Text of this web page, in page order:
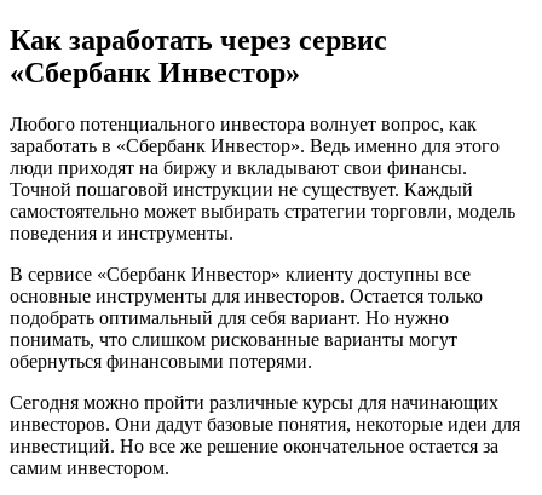
Как заработать через сервис
«Сбербанк Инвестор»
Любого потенциального инвестора волнует вопрос, как
заработать в «Сбербанк Инвестор». Ведь именно для этого
люди приходят на биржу и вкладывают свои финансы.
Точной пошаговой инструкции не существует. Каждый
самостоятельно может выбирать стратегии торговли, модель
поведения и инструменты.
В сервисе «Сбербанк Инвестор» клиенту доступны все
основные инструменты для инвесторов. Остается только
подобрать оптимальный для себя вариант. Но нужно
понимать, что слишком рискованные варианты могут
обернуться финансовыми потерями.
Сегодня можно пройти различные курсы для начинающих
инвесторов. Они дадут базовые понятия, некоторые идеи для
инвестиций. Но все же решение окончательное остается за
самим инвестором.